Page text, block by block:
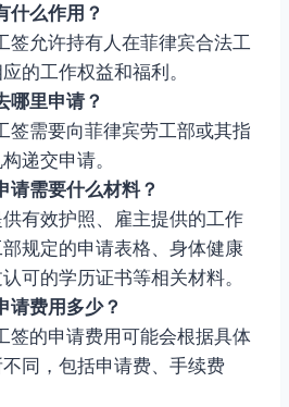
什么作用？
签允许持有人在菲律宾合法工
的工作权益和福利。
哪里申请？
签需要向菲律宾劳工部或其指
递交申请。
请需要什么材料？
有效护照、雇主提供的工作
规定的申请表格、身体健康
可的学历证书等相关材料。
请费用多少？
签的申请费用可能会根据具体
同，包括申请费、手续费